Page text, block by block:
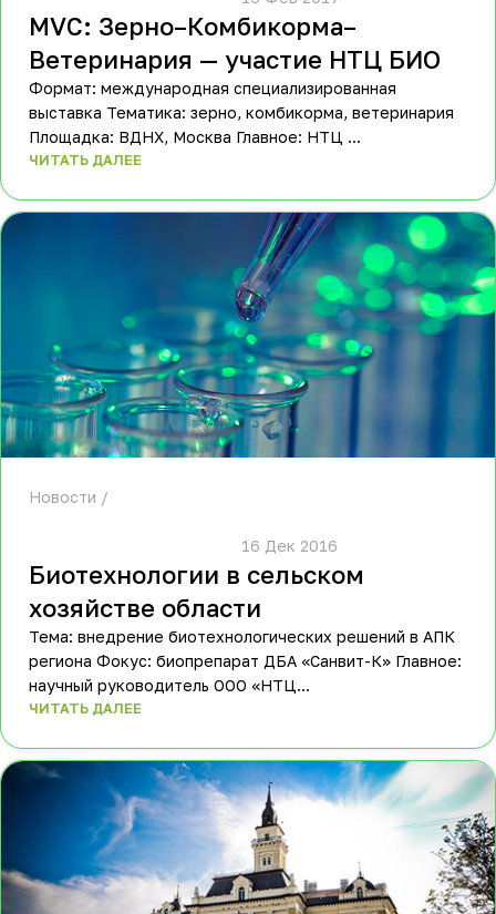
MVC: Зерно–Комбикорма–
Ветеринария — участие НТЦ БИО
Формат: международная специализированная
выставка Тематика: зерно, комбикорма, ветеринария
Площадка: ВДНХ, Москва Главное: НТЦ ...
ЧИТАТЬ ДАЛЕЕ
Новости
Биотехнологии в сельском
хозяйстве области
Тема: внедрение биотехнологических решений в АПК
региона Фокус: биопрепарат ДБА «Санвит-К» Главное:
научный руководитель ООО «НТЦ...
ЧИТАТЬ ДАЛЕЕ